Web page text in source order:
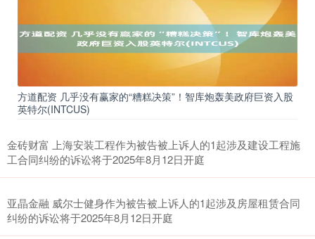
方道配资 几乎没有赢家的“糟糕决策”！智库炮轰美政府巨资入股
英特尔(INTCUS)
金砖财富 上海安装工程作为被告被上诉人的1起涉及建设工程施
工合同纠纷的诉讼将于2025年8月12日开庭
亚晶金融 威尔士健身作为被告被上诉人的1起涉及房屋租赁合同
纠纷的诉讼将于2025年8月12日开庭